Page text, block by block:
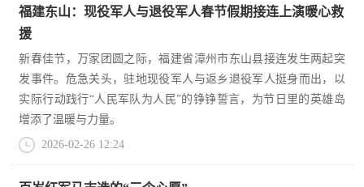
员
人
防
国
防
福建东山：现役军人与退役军人春节假期接连上演暖心救
援
新春佳节，万家团圆之际，福建省漳州市东山县接连发生两起突
发事件。危急关头，驻地现役军人与返乡退役军人挺身而出，以
实际行动践行“人民军队为人民”的铮铮誓言，为节日里的英雄岛
增添了温暖与力量。
2026-02-26 12:24